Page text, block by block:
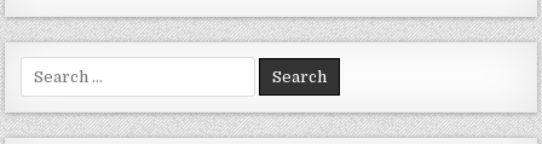
Search for: